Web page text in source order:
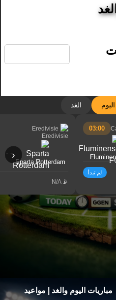
اليوم الغد
‹
03:00
لم تبدأ
Eredivisie
Sparta Rotterdam
- -
N/A
مباريات اليوم والغد | مواعيد